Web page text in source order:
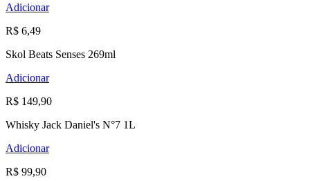
Adicionar
R$ 6,49
Skol Beats Senses 269ml
Adicionar
R$ 149,90
Whisky Jack Daniel's N°7 1L
Adicionar
R$ 99,90